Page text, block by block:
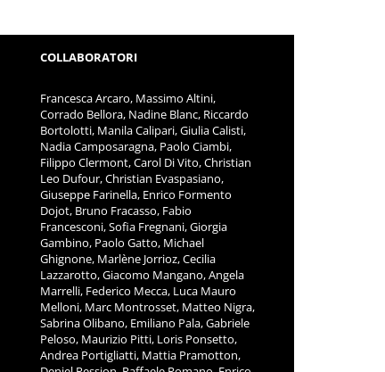
COLLABORATORI
Francesca Arcaro, Massimo Altini,
Corrado Bellora, Nadine Blanc, Riccardo
Bortolotti, Manila Calipari, Giulia Calisti,
Nadia Camposaragna, Paolo Ciambi,
Filippo Clermont, Carol Di Vito, Christian
Leo Dufour, Christian Evaspasiano,
Giuseppe Farinella, Enrico Formento
Dojot, Bruno Fracasso, Fabio
Francesconi, Sofia Fregnani, Giorgia
Gambino, Paolo Gatto, Michael
Ghignone, Marlène Jorrioz, Cecilia
Lazzarotto, Giacomo Mangano, Angela
Marrelli, Federico Mecca, Luca Mauro
Melloni, Marc Montrosset, Matteo Nigra,
Sabrina Olibano, Emiliano Pala, Gabriele
Peloso, Maurizio Pitti, Loris Ponsetto,
Andrea Portigliatti, Mattia Pramotton,